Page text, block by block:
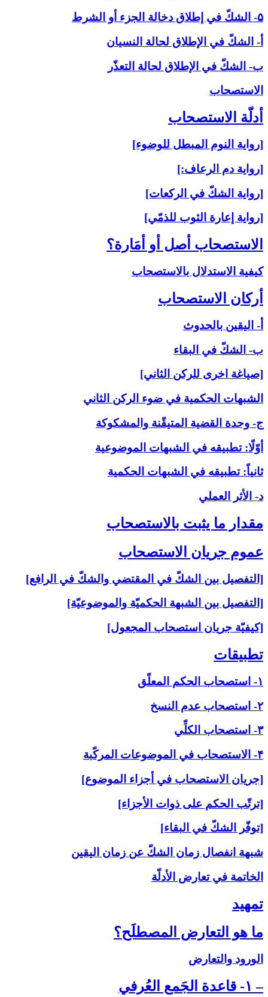
۵- الشكّ في إطلاق دخالة الجزء أو الشرط
أ- الشكّ في الإطلاق لحالة النسيان
ب- الشكّ في الإطلاق لحالة التعذّر
الاستصحاب‏
أدلّة الاستصحاب‏
[رواية النوم المبطل للوضوء]
[رواية دم الرعاف:]
[رواية الشكّ في الركعات]
[رواية إعارة الثوب للذمّي]
الاستصحاب أصل أو أمَارة؟
كيفية الاستدلال بالاستصحاب
أركان الاستصحاب‏
أ- اليقين بالحدوث
ب- الشكّ في البقاء
[صياغة اخرى للركن الثاني]
الشبهات الحكمية في ضوء الركن الثاني
ج- وحدة القضية المتيقّنة والمشكوكة
أوّلًا: تطبيقه في الشبهات الموضوعية
ثانياً: تطبيقه في الشبهات الحكمية
د- الأثر العملي
مقدار ما يثبت بالاستصحاب‏
عموم جريان الاستصحاب‏
[التفصيل بين الشكّ في المقتضي والشكّ في الرافع]
[التفصيل بين الشبهة الحكميّة والموضوعيّة]
[كيفيّة جريان استصحاب المجعول]
تطبيقات‏
۱- استصحاب الحكم المعلّق
۲- استصحاب عدم النسخ
۳- استصحاب الكلِّي
۴- الاستصحاب في الموضوعات المركّبة
[جريان الاستصحاب في أجزاء الموضوع]
[ترتّب الحكم على ذوات الأجزاء]
[توفّر الشكّ في البقاء]
شبهة انفصال زمان الشكّ عن زمان اليقين
الخاتمة في تعارض الأدلّة
تمهيد
ما هو التعارض المصطلَح؟
الورود والتعارض
– ۱- قاعدة الجَمع العُرفي‏